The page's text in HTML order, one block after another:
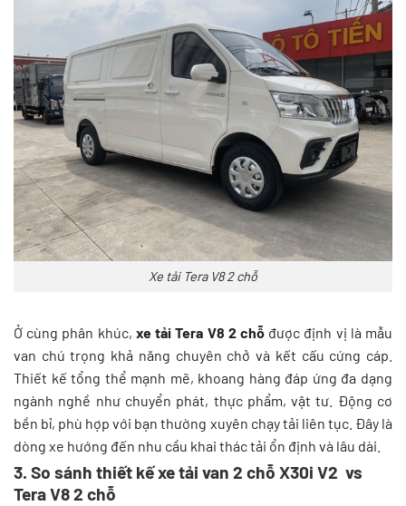
Xe tải Tera V8 2 chỗ
Ở cùng phân khúc, xe tải Tera V8 2 chỗđược định vị là mẫu
van chú trọng khả năng chuyên chở và kết cấu cứng cáp.
Thiết kế tổng thể mạnh mẽ, khoang hàng đáp ứng đa dạng
ngành nghề như chuyển phát, thực phẩm, vật tư. Động cơ
bền bỉ, phù hợp với bạn thường xuyên chạy tải liên tục. Đây là
dòng xe hướng đến nhu cầu khai thác tải ổn định và lâu dài.
3. So sánh thiết kế xe tải van 2 chỗ X30i V2 vs
Tera V8 2 chỗ